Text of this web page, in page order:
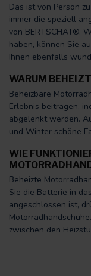
Das ist von Person
immer die speziell
von BERTSCHAT®.
haben, können Sie
Ihnen ebenfalls
WARUM
Beheizbare
Erlebnis beitragen,
abgelenkt werden.
und Winter schöne
WIE
Beheizte
Sie die Batterie in
angeschlossen ist,
zwischen den